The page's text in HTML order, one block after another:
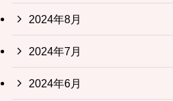
2024年8月
2024年7月
2024年6月